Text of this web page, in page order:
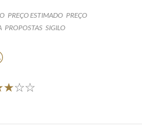
PREÇO ESTIMADO PREÇO
PROPOSTAS SIGILO